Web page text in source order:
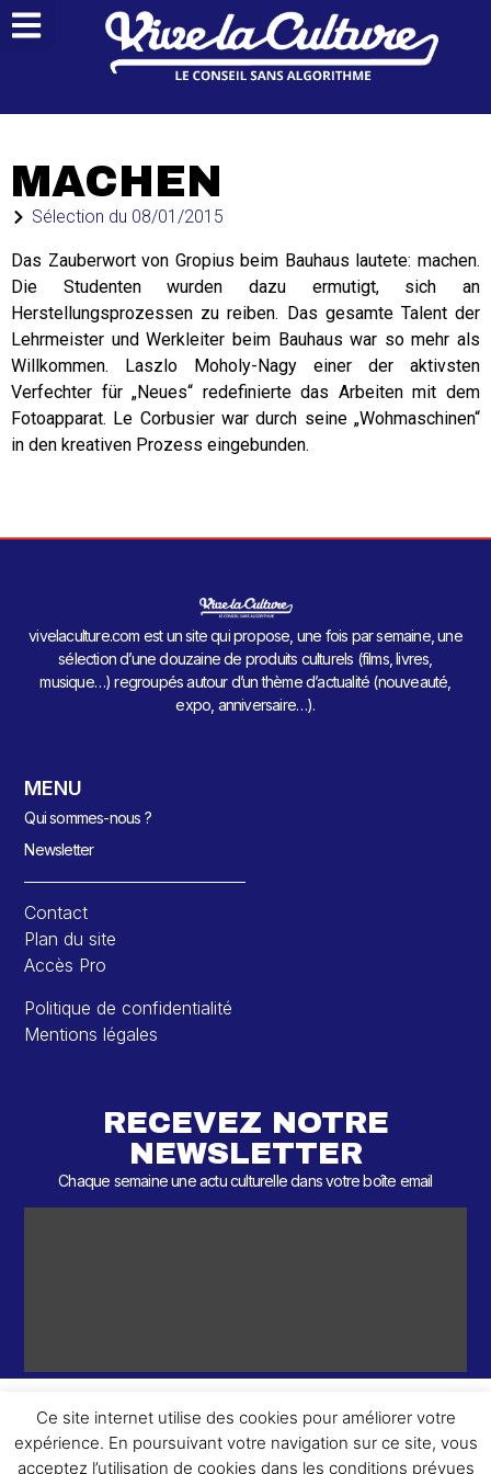
MACHEN
Sélection du 08/01/2015
Das Zauberwort von Gropius beim Bauhaus lautete: machen.
Die Studenten wurden dazu ermutigt, sich an
Herstellungsprozessen zu reiben. Das gesamte Talent der
Lehrmeister und Werkleiter beim Bauhaus war so mehr als
Willkommen. Laszlo Moholy-Nagy einer der aktivsten
Verfechter für „Neues“ redefinierte das Arbeiten mit dem
Fotoapparat. Le Corbusier war durch seine „Wohmaschinen“
in den kreativen Prozess eingebunden.
vivelaculture.com est un site qui propose, une fois par semaine, une
sélection d’une douzaine de produits culturels (films, livres,
musique…) regroupés autour d’un thème d’actualité (nouveauté,
expo, anniversaire…).
MENU
Qui sommes-nous ?
Newsletter
Contact
Plan du site
Accès Pro
Politique de confidentialité
Mentions légales
RECEVEZ NOTRE
NEWSLETTER
Chaque semaine une actu culturelle dans votre boîte email
© 2026 – 2 ème Round – Tous droits réservés.
Ce site internet utilise des cookies pour améliorer votre
expérience. En poursuivant votre navigation sur ce site, vous
acceptez l’utilisation de cookies dans les conditions prévues